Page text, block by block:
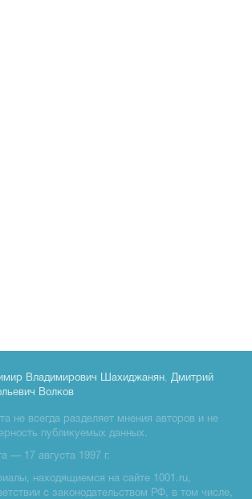
Владимирович Шахиджанян, Дмитрий
Волков
не всегда разделяет мнения авторов и не
публикуемых данных.
— 17 августа 1997 г.
находящиемся на сайте 1001.ru,
с законодательством РФ, в том числе,